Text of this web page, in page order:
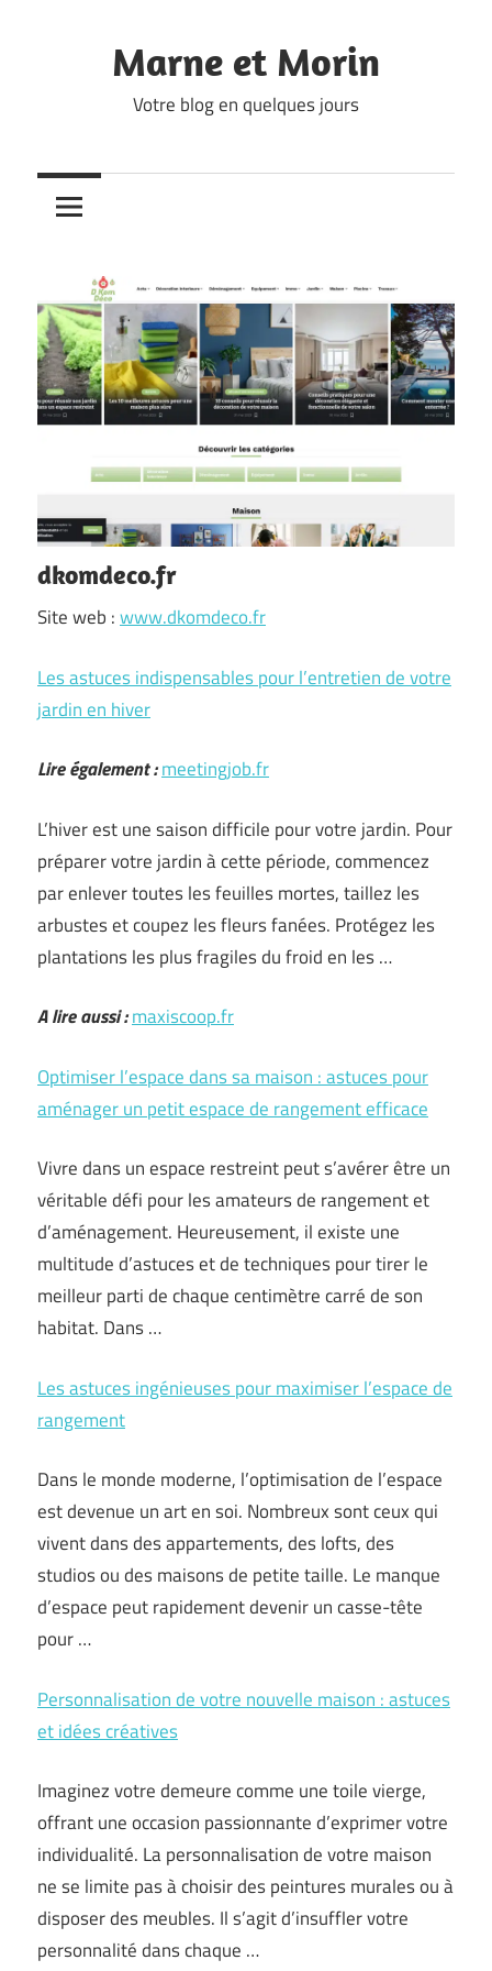
Marne et Morin
Votre blog en quelques jours
dkomdeco.fr
Site web :www.dkomdeco.fr
Les astuces indispensables pour l’entretien de votre
jardin en hiver
Lire également :meetingjob.fr
L’hiver est une saison difficile pour votre jardin. Pour
préparer votre jardin à cette période, commencez
par enlever toutes les feuilles mortes, taillez les
arbustes et coupez les fleurs fanées. Protégez les
plantations les plus fragiles du froid en les …
A lire aussi :maxiscoop.fr
Optimiser l’espace dans sa maison : astuces pour
aménager un petit espace de rangement efficace
Vivre dans un espace restreint peut s’avérer être un
véritable défi pour les amateurs de rangement et
d’aménagement. Heureusement, il existe une
multitude d’astuces et de techniques pour tirer le
meilleur parti de chaque centimètre carré de son
habitat. Dans …
Les astuces ingénieuses pour maximiser l’espace de
rangement
Dans le monde moderne, l’optimisation de l’espace
est devenue un art en soi. Nombreux sont ceux qui
vivent dans des appartements, des lofts, des
studios ou des maisons de petite taille. Le manque
d’espace peut rapidement devenir un casse-tête
pour …
Personnalisation de votre nouvelle maison : astuces
et idées créatives
Imaginez votre demeure comme une toile vierge,
offrant une occasion passionnante d’exprimer votre
individualité. La personnalisation de votre maison
ne se limite pas à choisir des peintures murales ou à
disposer des meubles. Il s’agit d’insuffler votre
personnalité dans chaque …